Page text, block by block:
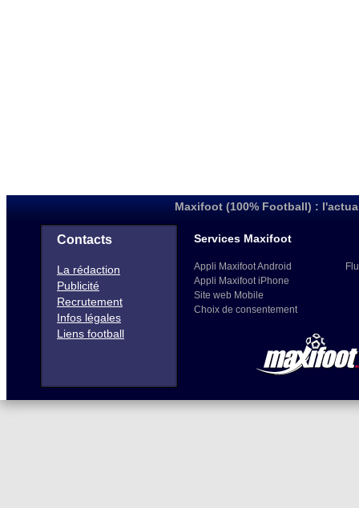
Maxifoot (100% Football) :
Contacts
La rédaction
Publicité
Recrutement
Infos légales
Liens football
Services Maxifoot
Appli Maxifoot Android
Appli Maxifoot iPhone
Site web Mobile
Choix de consentement